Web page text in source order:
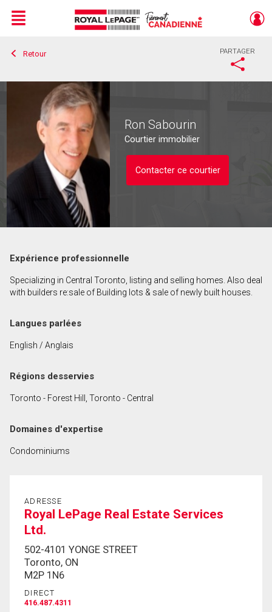
Live
En Direct
Menu
Retour PARTAGER
Ron Sabourin
Courtier immobilier
Contacter ce courtier
Prénom
Courriel
En cliquant sur le bouton « soumettre », vous
consentez à nos conditions d'utilisation et vous
nous fournissez l'autorisation écrite de
Expérience professionnelle
Specializing in Central Toronto, listing and selling homes. Also deal
with builders re:sale of Building lots & sale of newly built houses.
Langues parlées
English / Anglais
Régions desservies
Toronto - Forest Hill, Toronto - Central
Domaines d'expertise
Condominiums
ADRESSE
Royal LePage Real Estate Services
Ltd.
502-4101 YONGE STREET
Toronto, ON
M2P 1N6
DIRECT
416.487.4311